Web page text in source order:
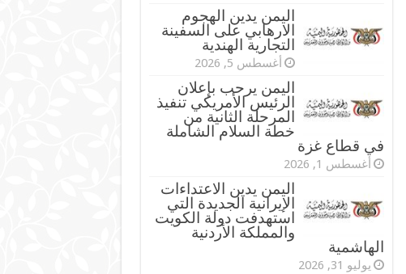
اليمن يدين الهجوم
الارهابي على السفينة
التجارية الهندية
أغسطس 5, 2026
اليمن يرحب بإعلان
الرئيس الأمريكي تنفيذ
المرحلة الثانية من
خطة السلام الشاملة
في قطاع غزة
أغسطس 1, 2026
اليمن يدين الاعتداءات
الإيرانية الجديدة التي
استهدفت دولة الكويت
والمملكة الأردنية
الهاشمية
يوليو 31, 2026